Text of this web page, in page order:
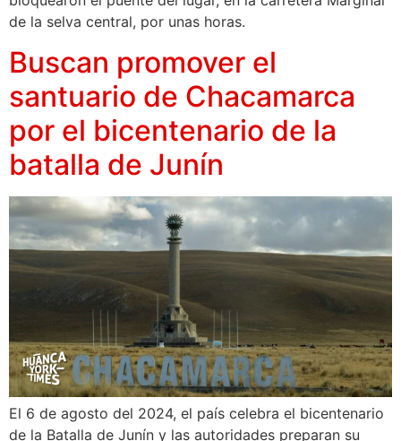
de la selva central, por unas horas.
Buscan promover el
santuario de Chacamarca
por el bicentenario de la
batalla de Junín
El 6 de agosto del 2024, el país celebra el bicentenario
de la Batalla de Junín y las autoridades preparan su